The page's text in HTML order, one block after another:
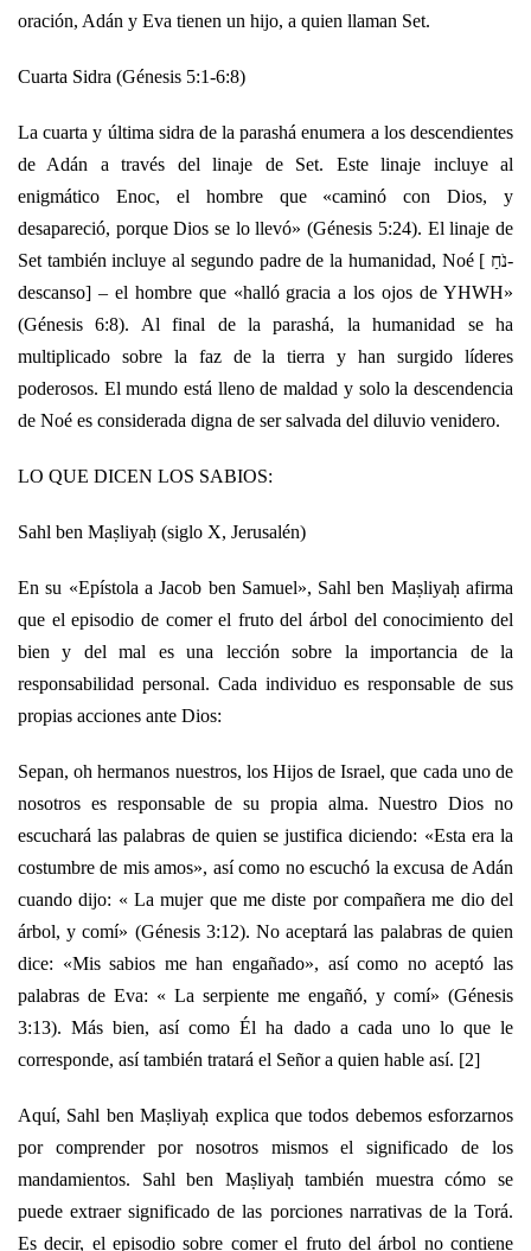
oración, Adán y Eva tienen un hijo, a quien llaman Set.
Cuarta Sidra (Génesis 5:1-6:8)
La cuarta y última sidra de la parashá enumera a los descendientes
de Adán a través del linaje de Set. Este linaje incluye al
enigmático Enoc, el hombre que «caminó con Dios, y
desapareció, porque Dios se lo llevó» (Génesis 5:24). El linaje de
Set también incluye al segundo padre de la humanidad, Noé [ נֹחַ-
descanso] – el hombre que «halló gracia a los ojos de YHWH»
(Génesis 6:8). Al final de la parashá, la humanidad se ha
multiplicado sobre la faz de la tierra y han surgido líderes
poderosos. El mundo está lleno de maldad y solo la descendencia
de Noé es considerada digna de ser salvada del diluvio venidero.
LO QUE DICEN LOS SABIOS:
Sahl ben Maṣliyaḥ (siglo X, Jerusalén)
En su «Epístola a Jacob ben Samuel», Sahl ben Maṣliyaḥ afirma
que el episodio de comer el fruto del árbol del conocimiento del
bien y del mal es una lección sobre la importancia de la
responsabilidad personal. Cada individuo es responsable de sus
propias acciones ante Dios:
Sepan, oh hermanos nuestros, los Hijos de Israel, que cada uno de
nosotros es responsable de su propia alma. Nuestro Dios no
escuchará las palabras de quien se justifica diciendo: «Esta era la
costumbre de mis amos», así como no escuchó la excusa de Adán
cuando dijo: « La mujer que me diste por compañera me dio del
árbol, y comí» (Génesis 3:12). No aceptará las palabras de quien
dice: «Mis sabios me han engañado», así como no aceptó las
palabras de Eva: « La serpiente me engañó, y comí» (Génesis
3:13). Más bien, así como Él ha dado a cada uno lo que le
corresponde, así también tratará el Señor a quien hable así. [2]
Aquí, Sahl ben Maṣliyaḥ explica que todos debemos esforzarnos
por comprender por nosotros mismos el significado de los
mandamientos. Sahl ben Maṣliyaḥ también muestra cómo se
puede extraer significado de las porciones narrativas de la Torá.
Es decir, el episodio sobre comer el fruto del árbol no contiene